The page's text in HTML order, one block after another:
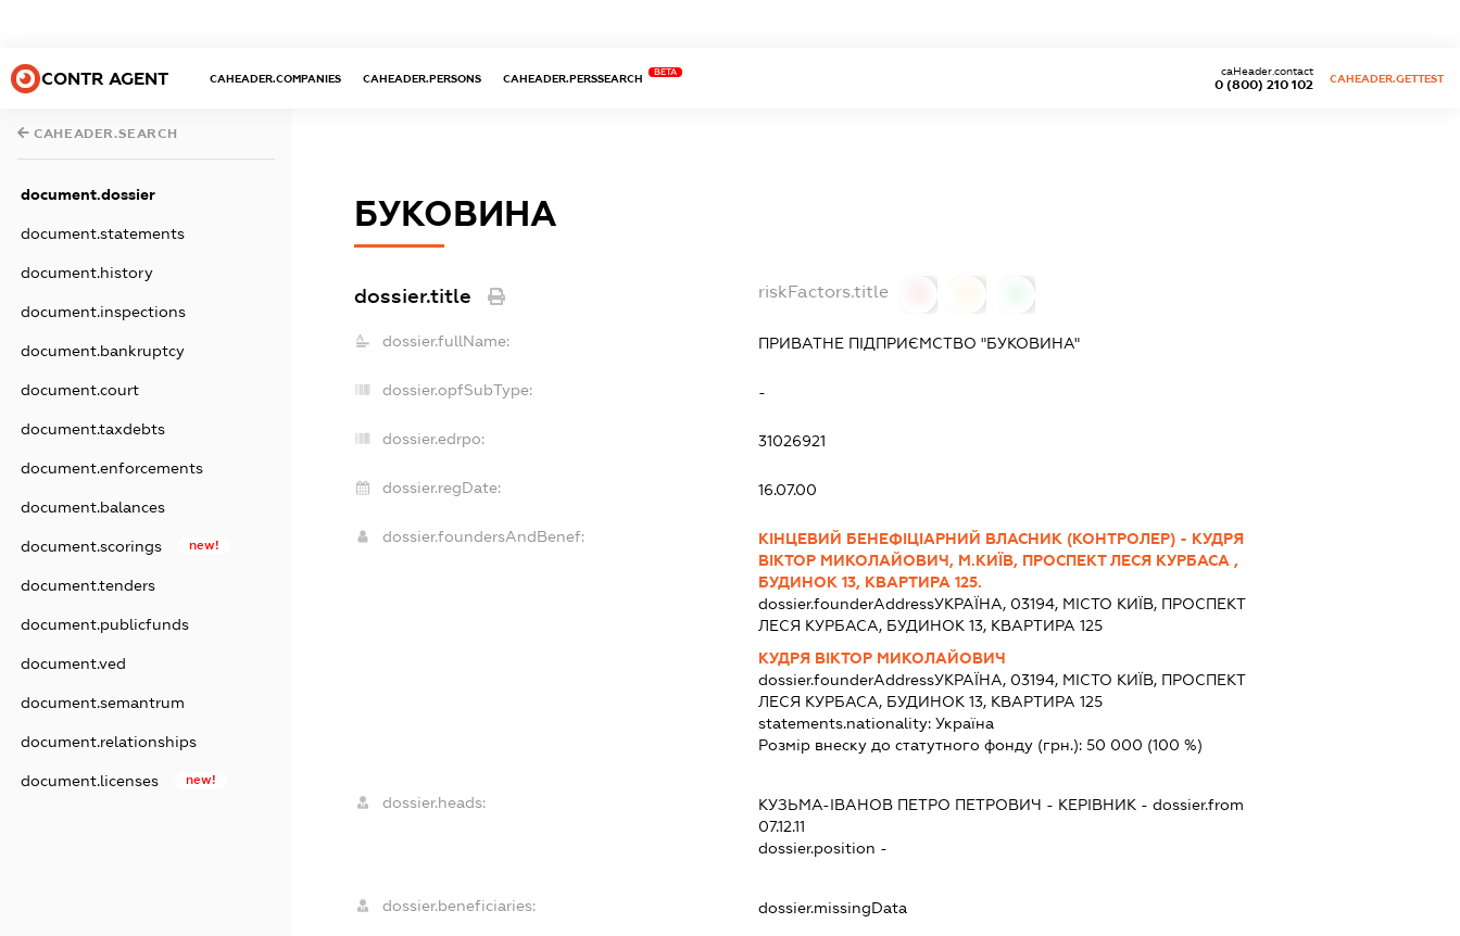
CONTR AGENT CAHEADER.COMPANIES CAHEADER.PERSONS CAHEADER.PERSSEARCH
BETA
0 (800) 210 102
caHeader.contact
CAHEADER.GETTEST
CAHEADER.SEARCH
document.dossier
document.statements
document.history
document.inspections
document.bankruptcy
document.court
document.taxdebts
document.enforcements
document.balances
document.scorings new!
document.tenders
document.publicfunds
document.ved
document.semantrum
document.relationships
document.licenses new!
БУКОВИНА
dossier.title riskFactors.title
dossier.fullName: ПРИВАТНЕ ПІДПРИЄМСТВО "БУКОВИНА"
dossier.opfSubType: -
dossier.edrpo: 31026921
dossier.regDate: 16.07.00
dossier.foundersAndBenef:
КІНЦЕВИЙ БЕНЕФІЦІАРНИЙ ВЛАСНИК (КОНТРОЛЕР) - КУДРЯ
ВІКТОР МИКОЛАЙОВИЧ, М.КИЇВ, ПРОСПЕКТ ЛЕСЯ КУРБАСА ,
БУДИНОК 13, КВАРТИРА 125.
dossier.founderAddressУКРАЇНА, 03194, МІСТО КИЇВ, ПРОСПЕКТ
ЛЕСЯ КУРБАСА, БУДИНОК 13, КВАРТИРА 125
КУДРЯ ВІКТОР МИКОЛАЙОВИЧ
dossier.founderAddressУКРАЇНА, 03194, МІСТО КИЇВ, ПРОСПЕКТ
ЛЕСЯ КУРБАСА, БУДИНОК 13, КВАРТИРА 125
statements.nationality: Україна
Розмір внеску до статутного фонду (грн.): 50 000 (100 %)
dossier.heads: КУЗЬМА-ІВАНОВ ПЕТРО ПЕТРОВИЧ - КЕРІВНИК- dossier.from
07.12.11
dossier.position -
dossier.beneficiaries: dossier.missingData